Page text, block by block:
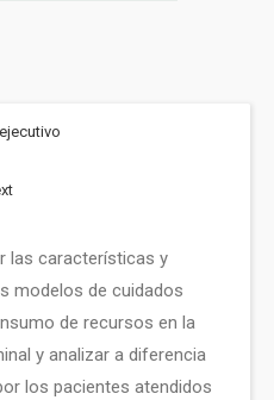
las características y
modelos de cuidados
de recursos en la
y analizar a diferencia
los pacientes atendidos